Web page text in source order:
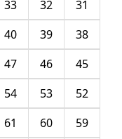
31
32
33
38
39
40
45
46
47
52
53
54
59
60
61